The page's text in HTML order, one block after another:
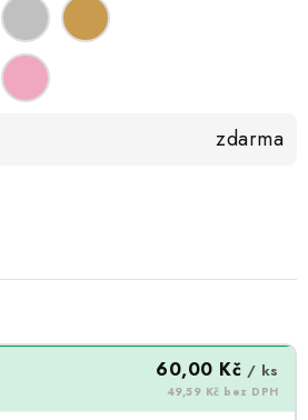
zdarma
60,00 Kč / ks
49,59 Kč bez DPH